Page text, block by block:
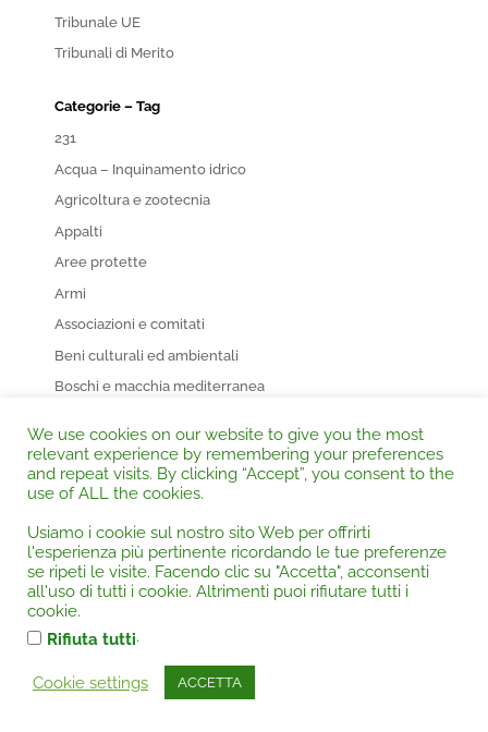
Tribunale UE
Tribunali di Merito
Categorie – Tag
231
Acqua – Inquinamento idrico
Agricoltura e zootecnia
Appalti
Aree protette
Armi
Associazioni e comitati
Beni culturali ed ambientali
Boschi e macchia mediterranea
Danno ambientale
Danno erariale
Diritto degli alimenti
Diritto del lavoro
Diritto dell’energia
Diritto demaniale
Diritto processuale amministrativo
Diritto processuale civile
We use cookies on our website to give you the most
relevant experience by remembering your preferences
and repeat visits. By clicking “Accept”, you consent to the
use of ALL the cookies.
Usiamo i cookie sul nostro sito Web per offrirti
l'esperienza più pertinente ricordando le tue preferenze
se ripeti le visite. Facendo clic su "Accetta", acconsenti
all'uso di tutti i cookie. Altrimenti puoi rifiutare tutti i
cookie.
Rifiuta tutti.
Cookie settings ACCETTA